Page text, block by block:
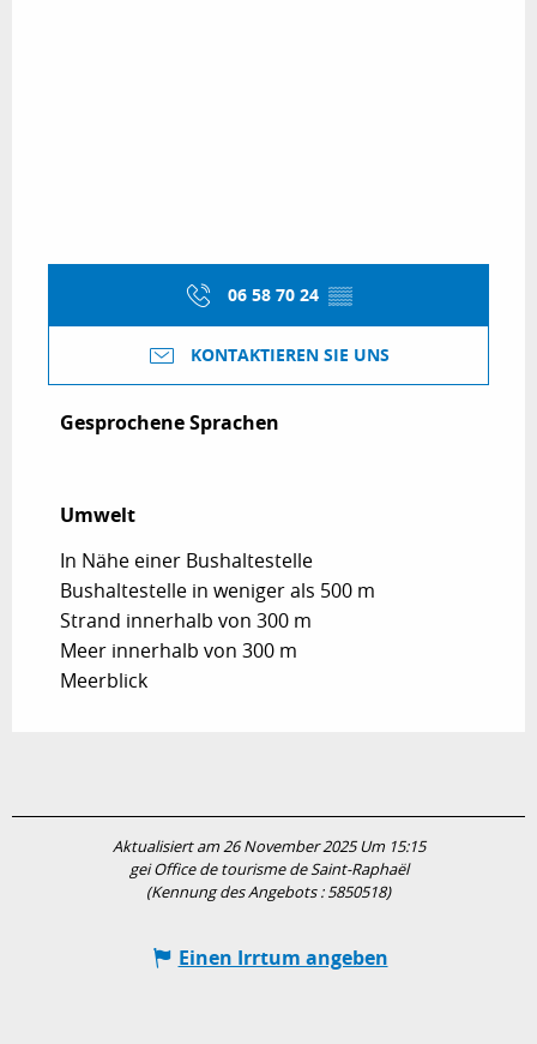
06 58 70 24 ▒▒
KONTAKTIEREN SIE UNS
Gesprochene Sprachen
Gesprochene Sprachen
Umwelt
Umwelt
In Nähe einer Bushaltestelle
Bushaltestelle in weniger als 500 m
Strand innerhalb von 300 m
Meer innerhalb von 300 m
Meerblick
Aktualisiert am 26 November 2025 Um 15:15
gei Office de tourisme de Saint-Raphaël
(Kennung des Angebots :5850518)
Einen Irrtum angeben